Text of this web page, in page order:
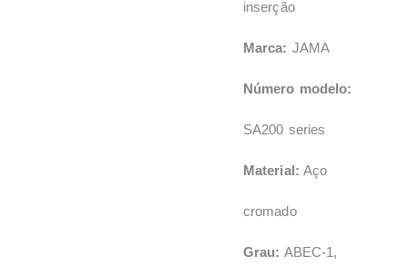
inserção
Marca: JAMA
Número modelo:
SA200 series
Material: Aço
cromado
Grau: ABEC-1,